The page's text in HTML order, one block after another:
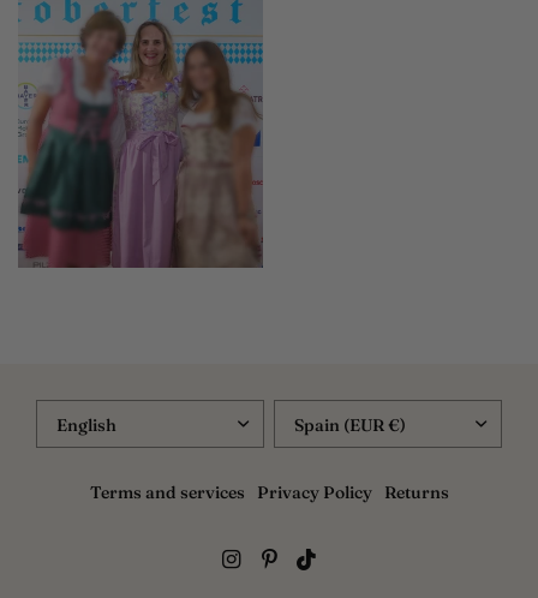
UPDATE
COUNTRY/REGION
UPDATE
COUNTRY/REGION
Terms and services Privacy Policy Returns